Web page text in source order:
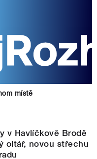
místě
v Havlíčkově Brodě
oltář, novou střechu